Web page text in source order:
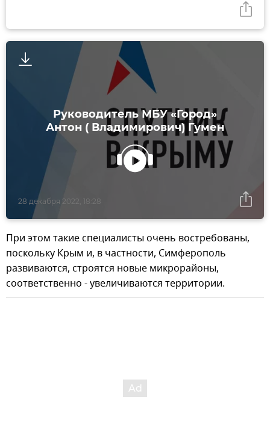
Руководитель МБУ «Город»
Антон ( Владимирович) Гумен
28 декабря 2022, 18:28
При этом такие специалисты очень востребованы,
поскольку Крым и, в частности, Симферополь
развиваются, строятся новые микрорайоны,
соответственно - увеличиваются территории.